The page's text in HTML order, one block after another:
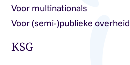
Voor multinationals
Voor (semi-)publieke overheid
KSG